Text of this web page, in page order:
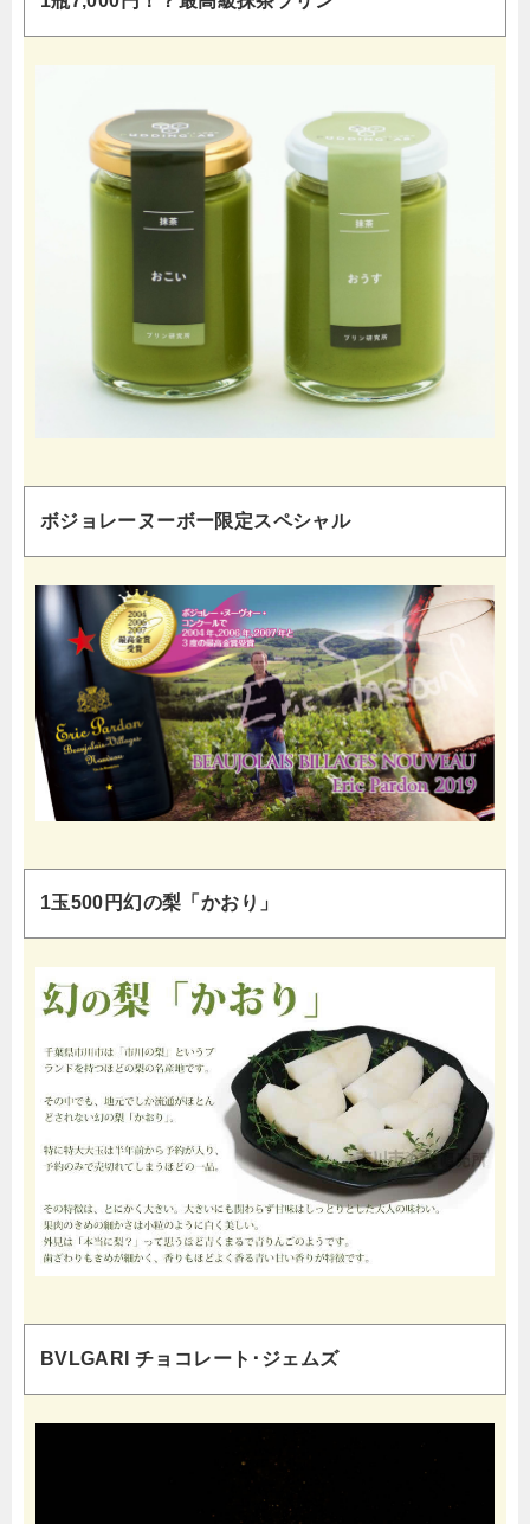
ボジョレーヌーボー限定スペシャル
1玉500円幻の梨「かおり」
BVLGARI チョコレート･ジェムズ